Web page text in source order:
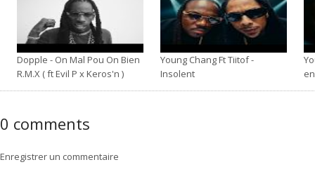
Dopple - On Mal Pou On Bien
R.M.X ( ft Evil P x Keros'n )
Young Chang Ft Tiitof -
Insolent
0 comments
Enregistrer un commentaire